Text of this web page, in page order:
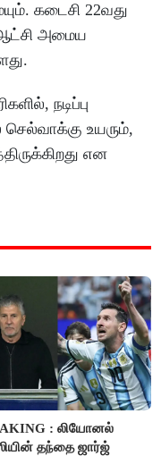
கடைசி 22வது
ஆட்சி அமைய
நடிப்பு
செல்வாக்கு உயரும்,
என
: லியோனல்
தந்தை ஜார்ஜ்